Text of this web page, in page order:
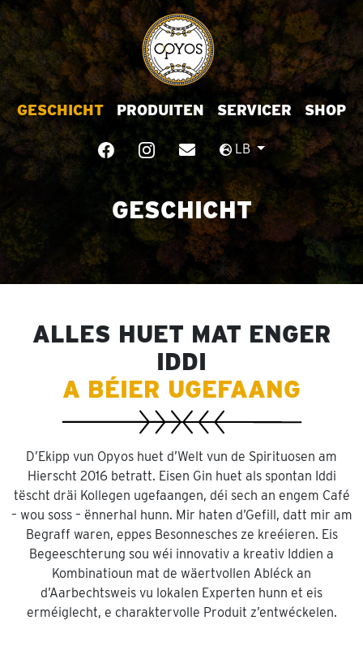
GESCHICHT PRODUITEN SERVICER SHOP
LB
GESCHICHT
ALLES HUET MAT ENGER
IDDI
A BÉIER UGEFAANG
D’Ekipp vun Opyos huet d’Welt vun de Spirituosen am
Hierscht 2016 betratt. Eisen Gin huet als spontan Iddi
tëscht dräi Kollegen ugefaangen, déi sech an engem Café
– wou soss – ënnerhal hunn. Mir haten d’Gefill, datt mir am
Begraff waren, eppes Besonnesches ze kreéieren. Eis
Begeeschterung sou wéi innovativ a kreativ Iddien a
Kombinatioun mat de wäertvollen Abléck an
d’Aarbechtsweis vu lokalen Experten hunn et eis
erméiglecht, e charaktervolle Produit z’entwéckelen.